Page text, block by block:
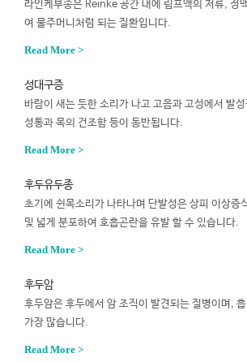
라인케부종은 Reinke 공간 내에 림프액의 저류, 정
여 물주머니처럼 되는 질환입니다.
Read More >
성대구증
바람이 새는 듯한 소리가 나고 고음과 고성에서 발
성통과 목의 건조함 등이 동반됩니다.
Read More >
후두유두종
초기에 쉰목소리가 나타나며 단발성은 상피 이상증
및 넓게 분포하여 호흡곤란을 유발 할 수 있습니다.
Read More >
후두암
후두암은 후두에서 암 조직이 발견되는 질병이며, 흡
가장 많습니다.
Read More >